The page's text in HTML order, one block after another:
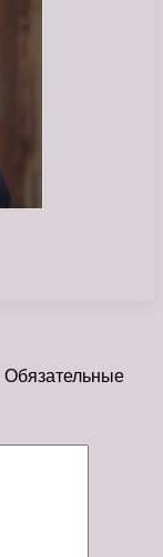
Обязательные